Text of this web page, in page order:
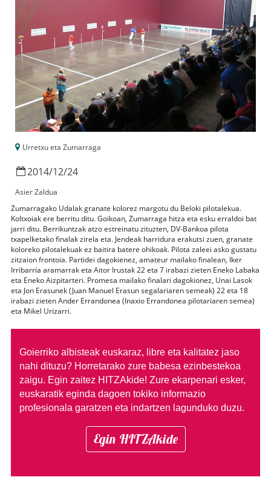
Urretxu eta Zumarraga
2014/12/24
Asier Zaldua
Zumarragako Udalak granate kolorez margotu du Beloki pilotalekua.
Koltxoiak ere berritu ditu. Goikoan, Zumarraga hitza eta esku erraldoi bat
jarri ditu. Berrikuntzak atzo estreinatu zituzten, DV-Bankoa pilota
txapelketako finalak zirela eta. Jendeak harridura erakutsi zuen, granate
koloreko pilotalekuak ez baitira batere ohikoak. Pilota zaleei asko gustatu
zitzaion frontoia. Partidei dagokienez, amateur mailako finalean, Iker
Irribarria aramarrak eta Aitor Irustak 22 eta 7 irabazi zieten Eneko Labaka
eta Eneko Aizpitarteri. Promesa mailako finalari dagokionez, Unai Lasok
eta Jon Erasunek (Juan Manuel Erasun segalariaren semeak) 22 eta 18
irabazi zieten Ander Errandonea (Inaxio Errandonea pilotariaren semea)
eta Mikel Urizarri.
Goierriko albisteak euskaraz, libre eta kalitatez jaso
nahi dituzu? Horretarako zure babesa ezinbestekoa
zaigu. Egin zaitez HITZAkide! Zure ekarpenari esker,
euskaratik eginda dagoen tokiko informazio
profesionala garatzen eta indartzen lagunduko duzu.
Egin HITZAkide